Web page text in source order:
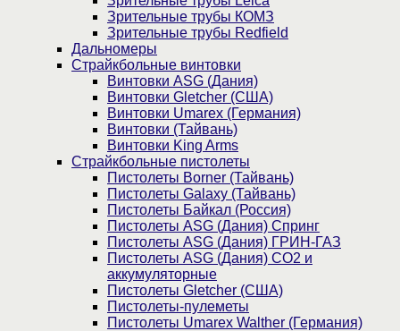
Зрительные трубы КОМЗ
Зрительные трубы Redfield
Дальномеры
Страйкбольные винтовки
Винтовки ASG (Дания)
Винтовки Gletcher (США)
Винтовки Umarex (Германия)
Винтовки (Тайвань)
Винтовки King Arms
Страйкбольные пистолеты
Пистолеты Borner (Тайвань)
Пистолеты Galaxy (Тайвань)
Пистолеты Байкал (Россия)
Пистолеты ASG (Дания) Спринг
Пистолеты ASG (Дания) ГРИН-ГАЗ
Пистолеты ASG (Дания) CO2 и
аккумуляторные
Пистолеты Gletcher (США)
Пистолеты-пулеметы
Пистолеты Umarex Walther (Германия)